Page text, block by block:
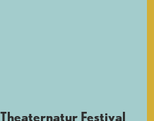
Festival